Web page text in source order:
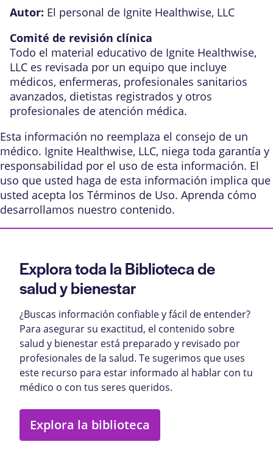
Autor: El personal de Ignite Healthwise, LLC
Comité de revisión clínica
Todo el material educativo de Ignite Healthwise,
LLC es revisada por un equipo que incluye
médicos, enfermeras, profesionales sanitarios
avanzados, dietistas registrados y otros
profesionales de atención médica.
Esta información no reemplaza el consejo de un
médico. Ignite Healthwise, LLC, niega toda garantía y
responsabilidad por el uso de esta información. El
uso que usted haga de esta información implica que
usted acepta los Términos de Uso. Aprenda cómo
desarrollamos nuestro contenido.
Explora toda la Biblioteca de
salud y bienestar
¿Buscas información confiable y fácil de entender?
Para asegurar su exactitud, el contenido sobre
salud y bienestar está preparado y revisado por
profesionales de la salud. Te sugerimos que uses
este recurso para estar informado al hablar con tu
médico o con tus seres queridos.
Explora la biblioteca